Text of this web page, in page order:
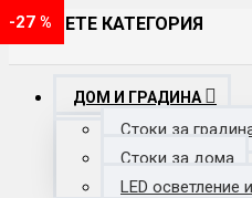
ИЗБЕРЕТЕ КАТЕГОРИЯ
ДОМ И ГРАДИНА
Стоки за
Стоки за дома
LED осветление
-28 %
-29 %
-20 %
-19 %
-18 %
-24 %
-19 %
-33 %
-29 %
-33 %
-43 %
-35 %
-40 %
-39 %
-20 %
-50 %
-40 %
-18 %
-20 %
-70 %
-52 %
-63 %
-42 %
-16 %
-36 %
-23 %
-54 %
-33 %
-29 %
-26 %
-37 %
-23 %
-63 %
-25 %
-62 %
-20 %
-38 %
-27 %
-20 %
-25 %
-17 %
-28 %
-20 %
-27 %